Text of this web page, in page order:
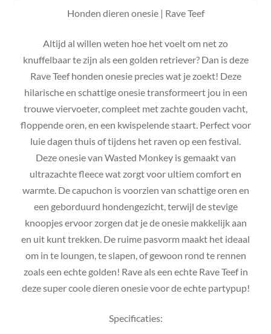
Honden dieren onesie | Rave Teef
Altijd al willen weten hoe het voelt om net zo
knuffelbaar te zijn als een golden retriever? Dan is deze
Rave Teef honden onesie precies wat je zoekt! Deze
hilarische en schattige onesie transformeert jou in een
trouwe viervoeter, compleet met zachte gouden vacht,
floppende oren, en een kwispelende staart. Perfect voor
luie dagen thuis of tijdens het raven op een festival.
Deze onesie van Wasted Monkey is gemaakt van
ultrazachte fleece wat zorgt voor ultiem comfort en
warmte. De capuchon is voorzien van schattige oren en
een geborduurd hondengezicht, terwijl de stevige
knoopjes ervoor zorgen dat je de onesie makkelijk aan
en uit kunt trekken. De ruime pasvorm maakt het ideaal
om in te loungen, te slapen, of gewoon rond te rennen
zoals een echte golden! Rave als een echte Rave Teef in
deze super coole dieren onesie voor de echte partypup!
Specificaties: